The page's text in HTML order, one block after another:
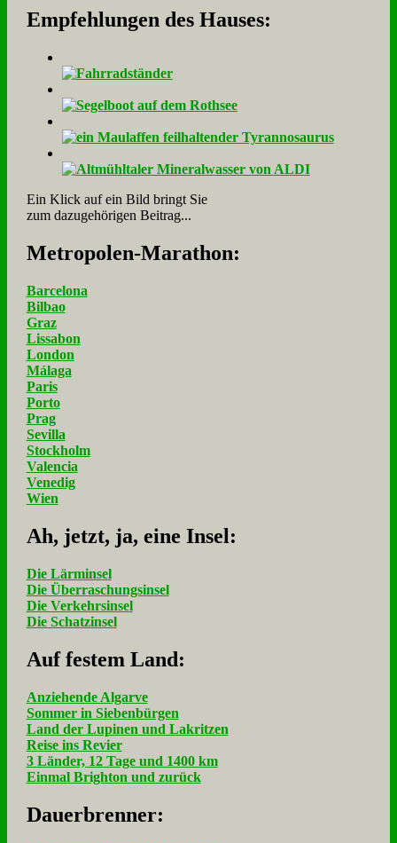
Empfehlungen des Hauses:
Ein Klick auf ein Bild bringt Sie
zum dazugehörigen Beitrag...
Me­tro­po­len-Ma­ra­thon:
Barcelona
Bilbao
Graz
Lissabon
London
Málaga
Paris
Porto
Prag
Sevilla
Stockholm
Valencia
Venedig
Wien
Ah, jetzt, ja, ei­ne In­sel:
Die Lärminsel
Die Überraschungsinsel
Die Verkehrsinsel
Die Schatzinsel
Auf fe­stem Land:
Anziehende Algarve
Sommer in Siebenbürgen
Land der Lupinen und Lakritzen
Reise ins Revier
3 Länder, 12 Tage und 1400 km
Einmal Brighton und zurück
Dau­er­bren­ner: